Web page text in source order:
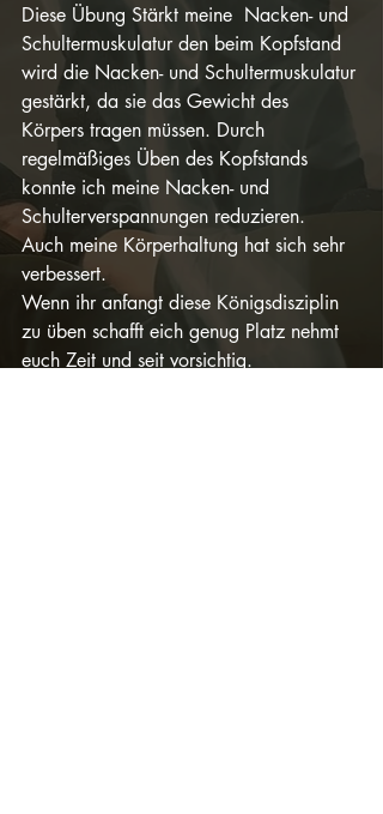
Diese Übung Stärkt meine  Nacken- und
Schultermuskulatur den beim Kopfstand
wird die Nacken- und Schultermuskulatur
gestärkt, da sie das Gewicht des
Körpers tragen müssen. Durch
regelmäßiges Üben des Kopfstands
konnte ich meine Nacken- und
Schulterverspannungen reduzieren.
Auch meine Körperhaltung hat sich sehr
verbessert.
Wenn ihr anfangt diese Königsdisziplin
zu üben schafft eich genug Platz nehmt
euch Zeit und seit vorsichtig.